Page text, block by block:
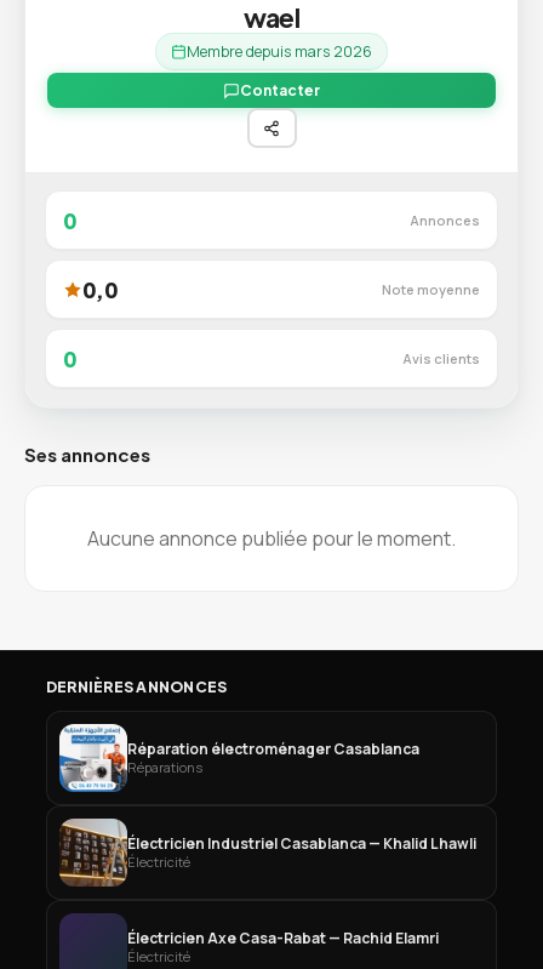
wael
Membre depuis mars 2026
Contacter
0 Annonces
0,0 Note moyenne
0 Avis clients
Ses annonces
Aucune annonce publiée pour le moment.
DERNIÈRES ANNONCES
Réparation électroménager Casablanca
Réparations
Électricien Industriel Casablanca — Khalid Lhawli
Électricité
Électricien Axe Casa-Rabat — Rachid Elamri
Électricité